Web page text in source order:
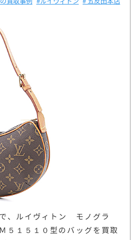
、ルイヴィトン モノグラ
１５１０型のバッグを買取